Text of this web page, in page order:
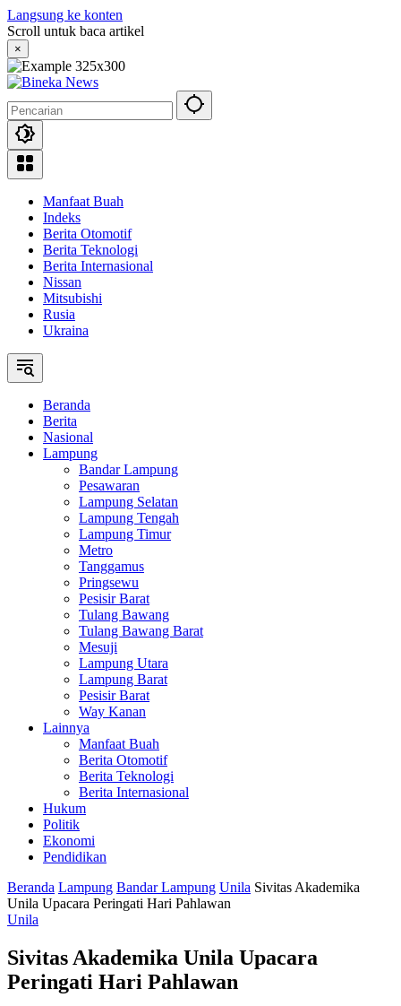
Langsung ke konten
Scroll untuk baca artikel
×
Manfaat Buah
Indeks
Berita Otomotif
Berita Teknologi
Berita Internasional
Nissan
Mitsubishi
Rusia
Ukraina
Beranda
Berita
Nasional
Lampung
Bandar Lampung
Pesawaran
Lampung Selatan
Lampung Tengah
Lampung Timur
Metro
Tanggamus
Pringsewu
Pesisir Barat
Tulang Bawang
Tulang Bawang Barat
Mesuji
Lampung Utara
Lampung Barat
Pesisir Barat
Way Kanan
Lainnya
Manfaat Buah
Berita Otomotif
Berita Teknologi
Berita Internasional
Hukum
Politik
Ekonomi
Pendidikan
Beranda Lampung Bandar Lampung Unila Sivitas Akademika
Unila Upacara Peringati Hari Pahlawan
Unila
Sivitas Akademika Unila Upacara
Peringati Hari Pahlawan